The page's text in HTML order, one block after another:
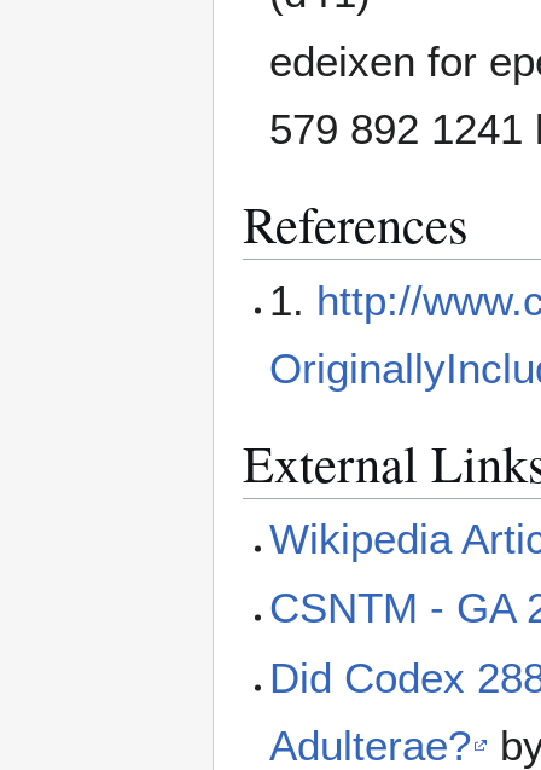
edeixen for
579 892 1241
References
1. http://
External
Wikipedia
CSNTM - GA
Did Codex
Adulterae?